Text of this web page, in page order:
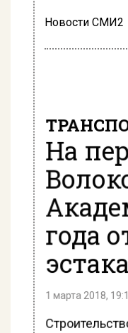
Новости СМИ2
На
года
1 марта 2018,